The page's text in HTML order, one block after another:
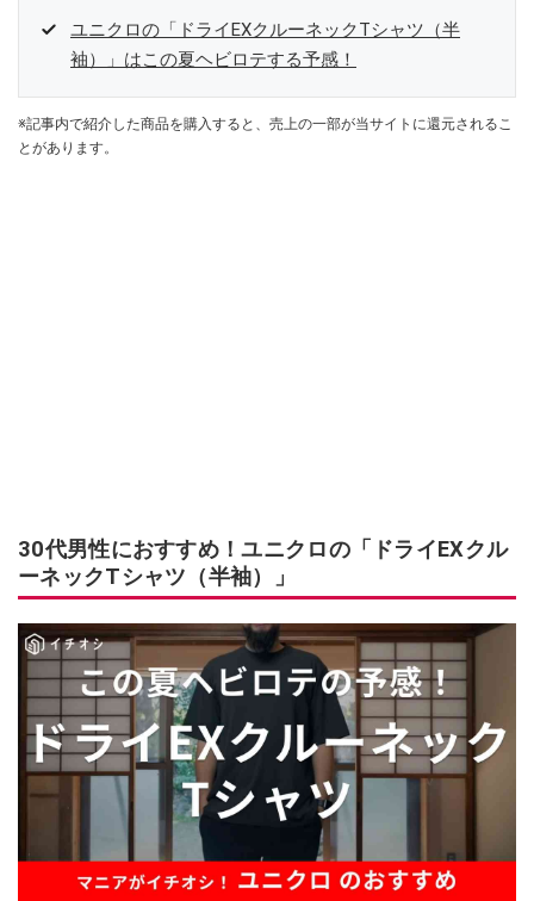
ユニクロの「ドライEXクルーネックTシャツ（半
袖）」はこの夏ヘビロテする予感！
※記事内で紹介した商品を購入すると、売上の一部が当サイトに還元されるこ
とがあります。
30代男性におすすめ！ユニクロの「ドライEXクル
ーネックTシャツ（半袖）」